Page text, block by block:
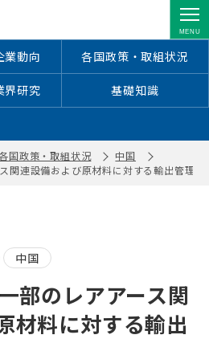
のレアアース関連設
対する輸出管理の実
社レアリサ
業動向 各国政策・取組状況
界研究 基礎知識
国政策・取組状況
中国
関連設備および原材料に対する輸出管理の
中国
部のレアアース関
材料に対する輸出